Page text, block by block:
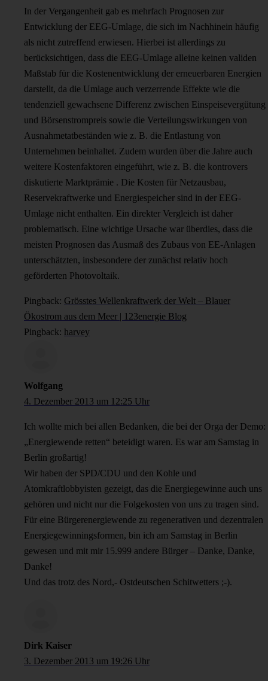
In der Vergangenheit gab es mehrfach Prognosen zur
Entwicklung der EEG-Umlage, die sich im Nachhinein häufig
als nicht zutreffend erwiesen. Hierbei ist allerdings zu
berücksichtigen, dass die EEG-Umlage alleine keinen validen
Maßstab für die Kostenentwicklung der erneuerbaren Energien
darstellt, da die Umlage auch verzerrende Effekte wie die
tendenziell gewachsene Differenz zwischen Einspeisevergütung
und Börsenstrompreis sowie die Verteilungswirkungen von
Ausnahmetatbeständen wie z. B. die Entlastung von
Unternehmen beinhaltet. Zudem wurden über die Jahre auch
weitere Kostenfaktoren eingeführt, wie z. B. die kontrovers
diskutierte Marktprämie . Die Kosten für Netzausbau,
Reservekraftwerke und Energiespeicher sind in der EEG-
Umlage nicht enthalten. Ein direkter Vergleich ist daher
problematisch. Eine wichtige Ursache war überdies, dass die
meisten Prognosen das Ausmaß des Zubaus von EE-Anlagen
unterschätzten, insbesondere der zunächst relativ hoch
geförderten Photovoltaik.
Pingback: Grösstes Wellenkraftwerk der Welt – Blauer
Ökostrom aus dem Meer | 123energie Blog
Pingback: harvey
Wolfgang
4. Dezember 2013 um 12:25 Uhr
Ich wollte mich bei allen Bedanken, die bei der Orga der Demo:
„Energiewende retten“ beteidigt waren. Es war am Samstag in
Berlin großartig!
Wir haben der SPD/CDU und den Kohle und
Atomkraftlobbyisten gezeigt, das die Energiegewinne auch uns
gehören und nicht nur die Folgekosten von uns zu tragen sind.
Für eine Bürgerenergiewende zu regenerativen und dezentralen
Energiegewinningsformen, bin ich am Samstag in Berlin
gewesen und mit mir 15.999 andere Bürger – Danke, Danke,
Danke!
Und das trotz des Nord,- Ostdeutschen Schitwetters ;-).
Dirk Kaiser
3. Dezember 2013 um 19:26 Uhr